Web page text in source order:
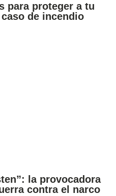
para proteger a tu
de incendio
la provocadora
contra el narco